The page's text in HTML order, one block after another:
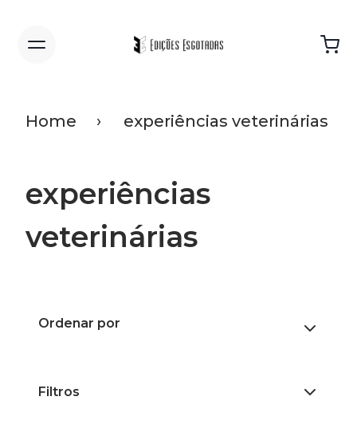
Home experiências veterinárias
experiências
veterinárias
Filtros
Ordenar por